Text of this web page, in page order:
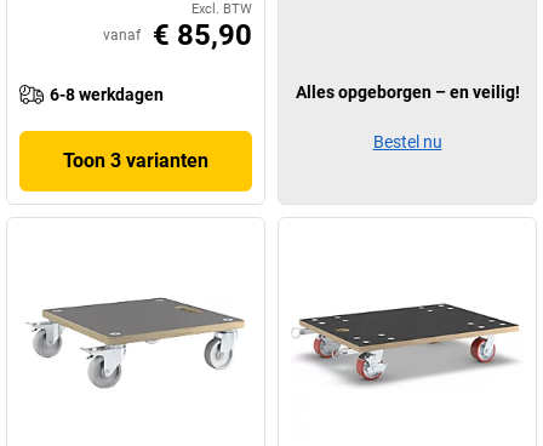
Excl. BTW
vanaf € 85,90
6-8 werkdagen
Toon 3 varianten
Alles opgeborgen – en veilig!
Bestel nu